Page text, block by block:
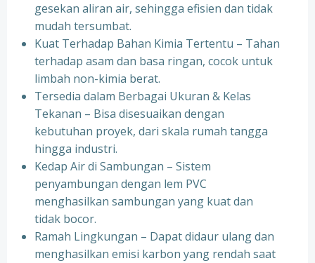
gesekan aliran air, sehingga efisien dan tidak
mudah tersumbat.
Kuat Terhadap Bahan Kimia Tertentu – Tahan
terhadap asam dan basa ringan, cocok untuk
limbah non-kimia berat.
Tersedia dalam Berbagai Ukuran & Kelas
Tekanan – Bisa disesuaikan dengan
kebutuhan proyek, dari skala rumah tangga
hingga industri.
Kedap Air di Sambungan – Sistem
penyambungan dengan lem PVC
menghasilkan sambungan yang kuat dan
tidak bocor.
Ramah Lingkungan – Dapat didaur ulang dan
menghasilkan emisi karbon yang rendah saat